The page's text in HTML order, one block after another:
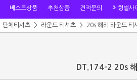
베스트상품 추천상품 견적문의 체형별사
단체티셔츠 라운드 티셔츠 20s 해리 라운드 티
DT.174-2 20s